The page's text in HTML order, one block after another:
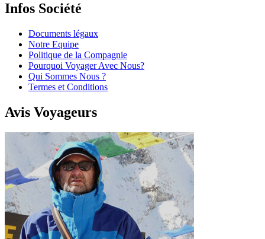
Infos Société
Documents légaux
Notre Equipe
Politique de la Compagnie
Pourquoi Voyager Avec Nous?
Qui Sommes Nous ?
Termes et Conditions
Avis Voyageurs